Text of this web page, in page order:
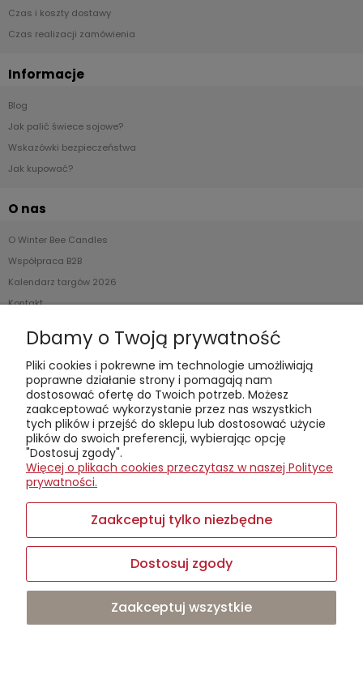
Czas i koszty dostawy
Czas realizacji zamówienia
Informacje
Blog
Jak palić świece sojowe?
Wskazówki bezpieczeństwa
Jak kupować?
O nas
O Winter Bee Candles
Współpraca B2B
Kalendarz targów 2026
Kontakt
Kontakt telefoniczny (od poniedziałku do soboty, w
godzinach 8:00-18:00):+48608044970
Kontakt mailowy:sklep@winterbee.pl
Winter Bee Candles
– mała firma z wielkim nosem do zapachów. Tworzymy świece,
woski i dyfuzory z czystego wosku sojowego, ręcznie i lokalnie.
Stawiamy na recykling, zrównoważony rozwój i opowieści
zamknięte w aromatach. Zapraszamy na warsztaty tworzenia
świec w kameralnych, pięcioosobowych grupach – pachnie
tam lepiej niż na niejednym spotkaniu networkingowym.
Sklep prowadzimyonline, a jeśli woliszosobiście odebrać
zamówienie, zadzwoń wcześniej– może akurat jesteśmy
zajęci mieszaniem nowych aromatów.
Sklep internetowy Shoper.pl
Dbamy o Twoją prywatność
Pliki cookies i pokrewne im technologie umożliwiają
poprawne działanie strony i pomagają nam
dostosować ofertę do Twoich potrzeb. Możesz
zaakceptować wykorzystanie przez nas wszystkich
tych plików i przejść do sklepu lub dostosować użycie
plików do swoich preferencji, wybierając opcję
"Dostosuj zgody".
Więcej o plikach cookies przeczytasz w naszej Polityce
prywatności.
Zaakceptuj tylko niezbędne
Dostosuj zgody
Zaakceptuj wszystkie